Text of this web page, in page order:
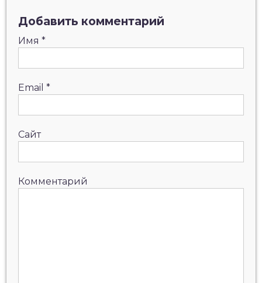
Добавить комментарий
Имя *
Email *
Сайт
Комментарий